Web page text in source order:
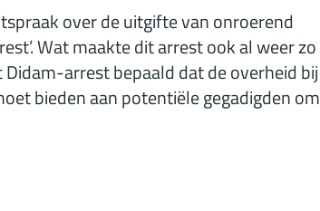
over de uitgifte van onroerend
Wat maakte dit arrest ook al weer zo
arrest bepaald dat de overheid bij
bieden aan potentiële gegadigden om